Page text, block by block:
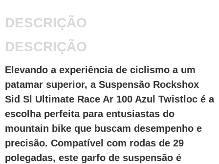
DESCRIÇÃO
DESCRIÇÃO
Elevando a experiência de ciclismo a um
patamar superior, a Suspensão Rockshox
Sid Sl Ultimate Race Ar 100 Azul Twistloc é a
escolha perfeita para entusiastas do
mountain bike que buscam desempenho e
precisão. Compatível com rodas de 29
polegadas, este garfo de suspensão é